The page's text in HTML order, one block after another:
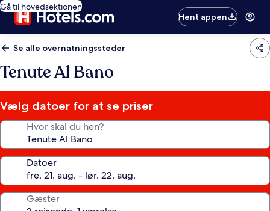
Gå til hovedsektionen
Hent appen
Se alle overnatningssteder
Tenute Al Bano
Vælg datoer for at se priser
Hvor skal du hen?
Datoer
Gæster